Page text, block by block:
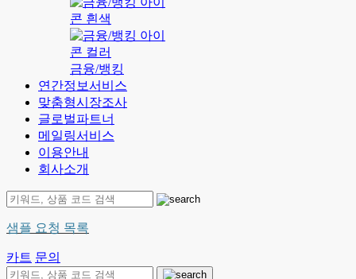
금융/뱅킹
연간정보서비스
맞춤형시장조사
글로벌파트너
메일링서비스
이용안내
회사소개
샘플 요청 목록
카트 문의